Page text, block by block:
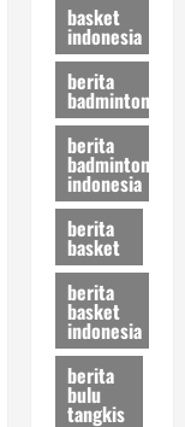
basket
indonesia
berita
badminton
berita
badminton
indonesia
berita
basket
berita
basket
indonesia
berita
bulu
tangkis